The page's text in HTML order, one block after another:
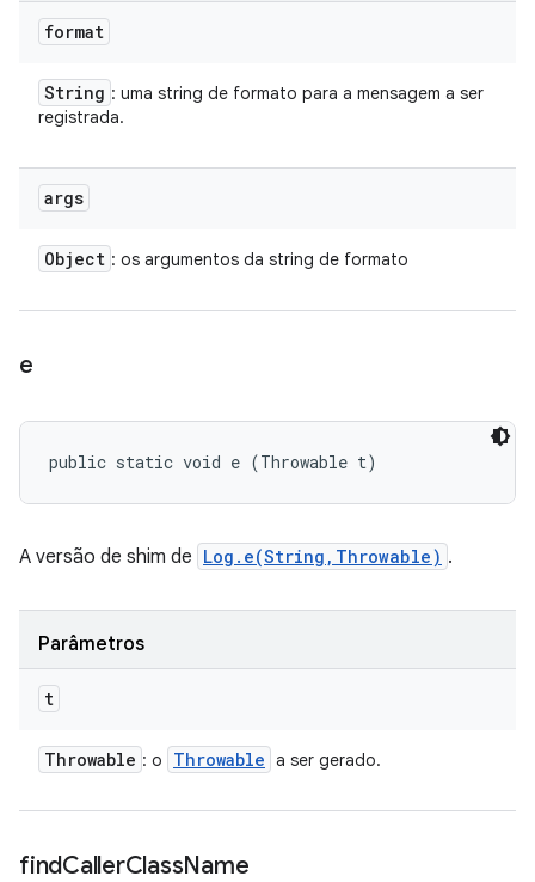
format
String : uma string de formato para a mensagem a ser
registrada.
args
Object : os argumentos da string de formato
e
public static void e (Throwable t)
A versão de shim de Log.e(String,Throwable) .
Parâmetros
t
Throwable : o Throwable a ser gerado.
findCallerClassName